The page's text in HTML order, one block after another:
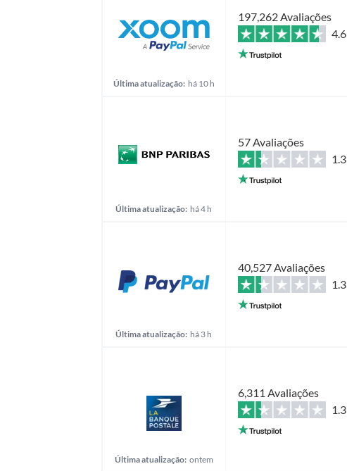
Última atualização: há 10 h
197,262 Avaliações
4.6
Última atualização: há 4 h
57 Avaliações
1.3
Última atualização: há 3 h
40,527 Avaliações
1.3
Última atualização: ontem
6,311 Avaliações
1.3